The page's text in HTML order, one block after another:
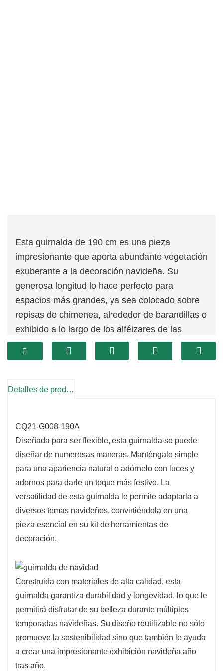
Esta guirnalda de 190 cm es una pieza
impresionante que aporta abundante vegetación
exuberante a la decoración navideña. Su
generosa longitud lo hace perfecto para
espacios más grandes, ya sea colocado sobre
repisas de chimenea, alrededor de barandillas o
exhibido a lo largo de los alféizares de las
ventanas. El follaje verde vibrante añade un
toque refrescante a su hogar, creando un
Detalles de producto
CQ21-G008-190A
Diseñada para ser flexible, esta guirnalda se puede
diseñar de numerosas maneras. Manténgalo simple
para una apariencia natural o adórnelo con luces y
adornos para darle un toque más festivo. La
versatilidad de esta guirnalda le permite adaptarla a
diversos temas navideños, convirtiéndola en una
pieza esencial en su kit de herramientas de
decoración.
Construida con materiales de alta calidad, esta
guirnalda garantiza durabilidad y longevidad, lo que le
permitirá disfrutar de su belleza durante múltiples
temporadas navideñas. Su diseño reutilizable no sólo
promueve la sostenibilidad sino que también le ayuda
a crear una impresionante exhibición navideña año
tras año.